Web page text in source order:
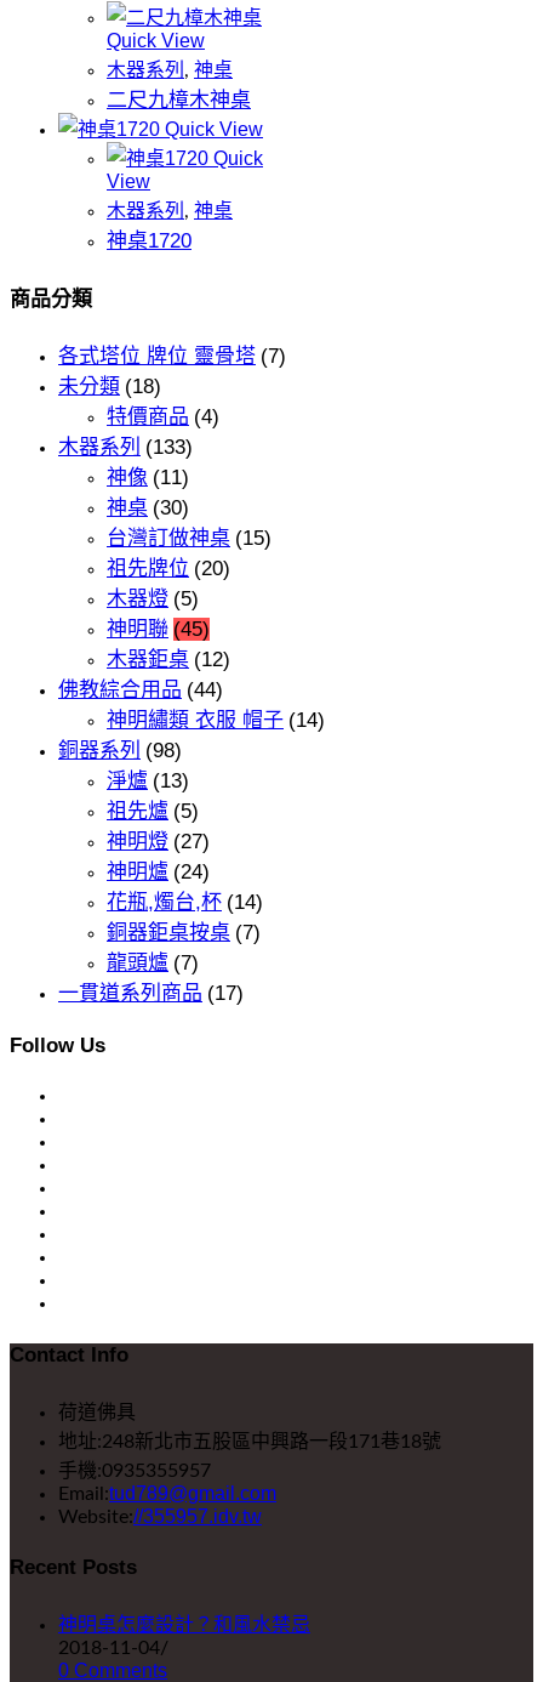
Quick View
木器系列 , 神桌
二尺九樟木神桌
Quick View
Quick
View
木器系列 , 神桌
神桌1720
商品分類
各式塔位 牌位 靈骨塔 (7)
未分類 (18)
特價商品 (4)
木器系列 (133)
神像 (11)
神桌 (30)
台灣訂做神桌 (15)
祖先牌位 (20)
木器燈 (5)
神明聯 (45)
木器鉅桌 (12)
佛教綜合用品 (44)
神明繡類 衣服 帽子 (14)
銅器系列 (98)
淨爐 (13)
祖先爐 (5)
神明燈 (27)
神明爐 (24)
花瓶,燭台,杯 (14)
銅器鉅桌按桌 (7)
龍頭爐 (7)
一貫道系列商品 (17)
Follow Us
Contact Info
荷道佛具
地址:248新北市五股區中興路一段171巷18號
手機:0935355957
Email:tud789@gmail.com
Website://355957.idv.tw
Recent Posts
神明桌怎麼設計？和風水禁忌
2018-11-04/
0 Comments